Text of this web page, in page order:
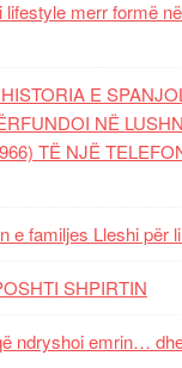
lifestyle merr formë
E
NË
TË NJË
e familjes Lleshi për
SHPIRTIN
ndryshoi emrin…